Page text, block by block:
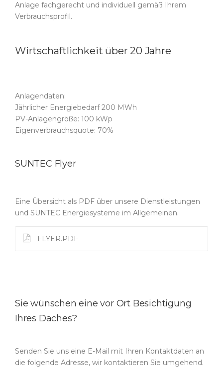
Anlage fachgerecht und individuell gemäß Ihrem
Verbrauchsprofil.
Wirtschaftlichkeit über 20 Jahre
Anlagendaten:
Jährlicher Energiebedarf 200 MWh
PV-Anlagengröße: 100 kWp
Eigenverbrauchsquote: 70%
SUNTEC Flyer
Eine Übersicht als PDF über unsere Dienstleistungen
und SUNTEC Energiesysteme im Allgemeinen.
FLYER.PDF
Sie wünschen eine vor Ort Besichtigung
Ihres Daches?
Senden Sie uns eine E-Mail mit Ihren Kontaktdaten an
die folgende Adresse, wir kontaktieren Sie umgehend.